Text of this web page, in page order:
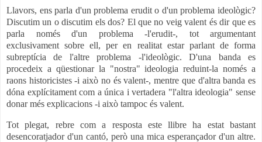
Llavors, ens parla d'un problema erudit o d'un problema ideològic?
Discutim un o discutim els dos? El que no veig valent és dir que es
parla només d'un problema -l'erudit-, tot argumentant
exclusivament sobre ell, per en realitat estar parlant de forma
subreptícia de l'altre problema -l'ideològic. D'una banda es
procedeix a qüestionar la "nostra" ideologia reduint-la només a
raons historicistes -i això no és valent-, mentre que d'altra banda es
dóna explícitament com a única i vertadera "l'altra ideologia" sense
donar més explicacions -i això tampoc és valent.
Tot plegat, rebre com a resposta este llibre ha estat bastant
desencoratjador d'un cantó, però una mica esperançador d'un altre.